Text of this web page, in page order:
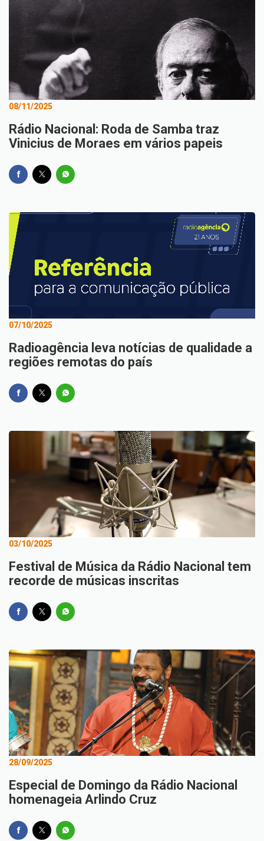
08/11/2025
Rádio Nacional: Roda de Samba traz
Vinicius de Moraes em vários papeis
07/10/2025
Radioagência leva notícias de qualidade a
regiões remotas do país
03/10/2025
Festival de Música da Rádio Nacional tem
recorde de músicas inscritas
28/09/2025
Especial de Domingo da Rádio Nacional
homenageia Arlindo Cruz